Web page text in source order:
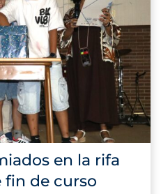
en la rifa
fin de curso